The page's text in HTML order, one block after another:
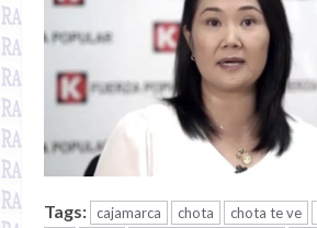
Tags: cajamarca chota chota te ve